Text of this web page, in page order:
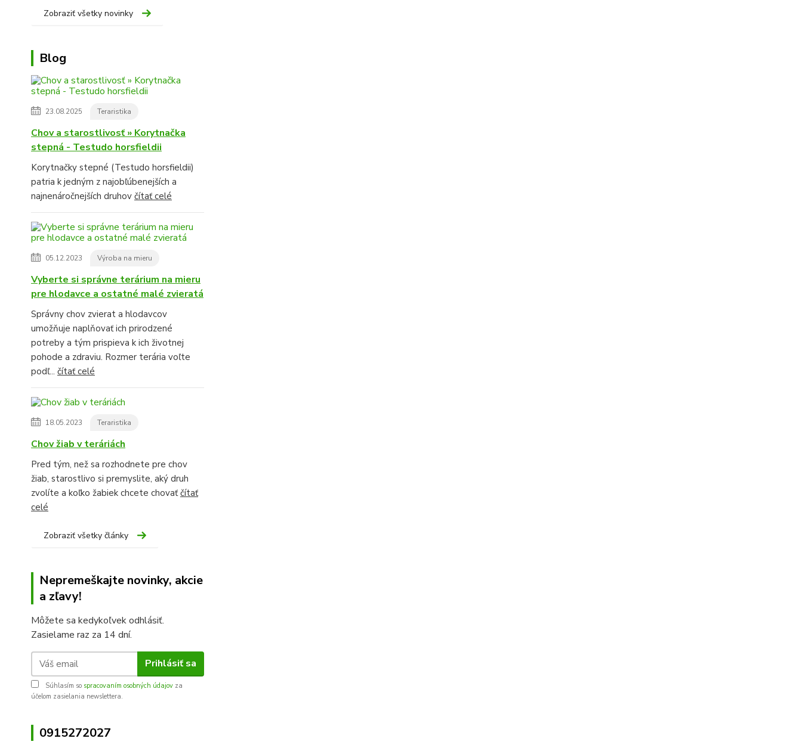
Zobraziť všetky novinky
Blog
23.08.2025 Teraristika
Chov a starostlivosť » Korytnačka
stepná - Testudo horsfieldii
Korytnačky stepné (Testudo horsfieldii)
patria k jedným z najobľúbenejších a
najnenáročnejších druhov čítať celé
05.12.2023 Výroba na mieru
Vyberte si správne terárium na mieru
pre hlodavce a ostatné malé zvieratá
Správny chov zvierat a hlodavcov
umožňuje naplňovať ich prirodzené
potreby a tým prispieva k ich životnej
pohode a zdraviu. Rozmer terária voľte
podľ... čítať celé
18.05.2023 Teraristika
Chov žiab v teráriách
Pred tým, než sa rozhodnete pre chov
žiab, starostlivo si premyslite, aký druh
zvolíte a koľko žabiek chcete chovaťčítať
celé
Zobraziť všetky články
Nepremeškajte novinky, akcie
a zľavy!
Môžete sa kedykoľvek odhlásiť.
Zasielame raz za 14 dní.
Prihlásiť sa
Súhlasím so spracovaním osobných údajov za
účelom zasielania newslettera.
0915272027